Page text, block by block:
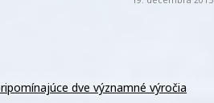
dve významné výročia